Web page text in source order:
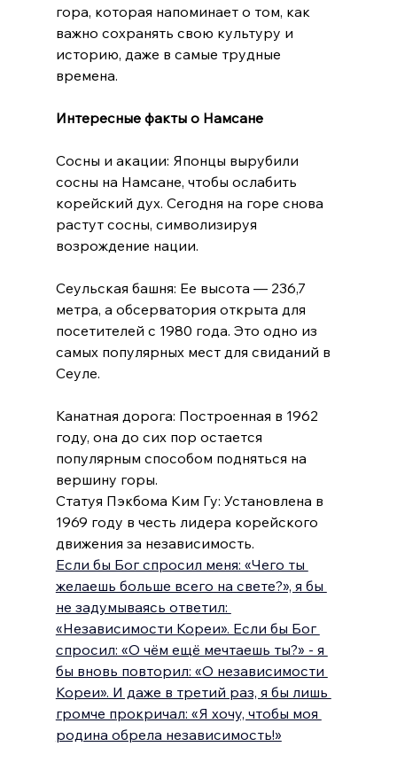
гора, которая напоминает о том, как
важно сохранять свою культуру и
историю, даже в самые трудные
времена.
Интересные факты о Намсане
Сосны и акации: Японцы вырубили
сосны на Намсане, чтобы ослабить
корейский дух. Сегодня на горе снова
растут сосны, символизируя
возрождение нации.
Сеульская башня: Ее высота — 236,7
метра, а обсерватория открыта для
посетителей с 1980 года. Это одно из
самых популярных мест для свиданий в
Сеуле.
Канатная дорога: Построенная в 1962
году, она до сих пор остается
популярным способом подняться на
вершину горы.
Статуя Пэкбома Ким Гу: Установлена в
1969 году в честь лидера корейского
движения за независимость.
Если бы Бог спросил меня: «Чего ты
желаешь больше всего на свете?», я бы
не задумываясь ответил:
«Независимости Кореи». Если бы Бог
спросил: «О чём ещё мечтаешь ты?» - я
бы вновь повторил: «О независимости
Кореи». И даже в третий раз, я бы лишь
громче прокричал: «Я хочу, чтобы моя
родина обрела независимость!»